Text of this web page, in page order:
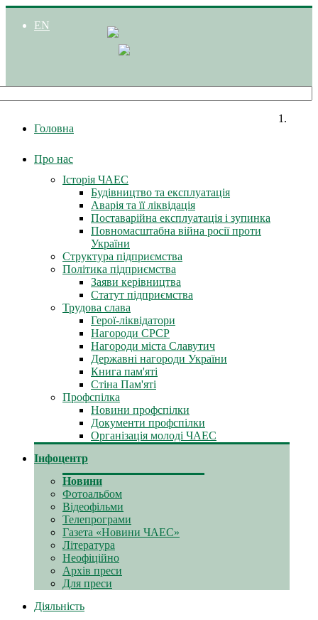
EN
Головна
Про нас
Історія ЧАЕС
Будівництво та експлуатація
Аварія та її ліквідація
Поставарійна експлуатація і зупинка
Повномасштабна війна росії проти
України
Структура підприємства
Політика підприємства
Заяви керівництва
Статут підприємства
Трудова слава
Герої-ліквідатори
Нагороди СРСР
Нагороди міста Славутич
Державні нагороди України
Книга пам'яті
Стіна Пам'яті
Профспілка
Новини профспілки
Документи профспілки
Організація молоді ЧАЕС
Інфоцентр
Новини
Фотоальбом
Відеофільми
Телепрограми
Газета «Новини ЧАЕС»
Література
Неофіційно
Архів преси
Для преси
Діяльність